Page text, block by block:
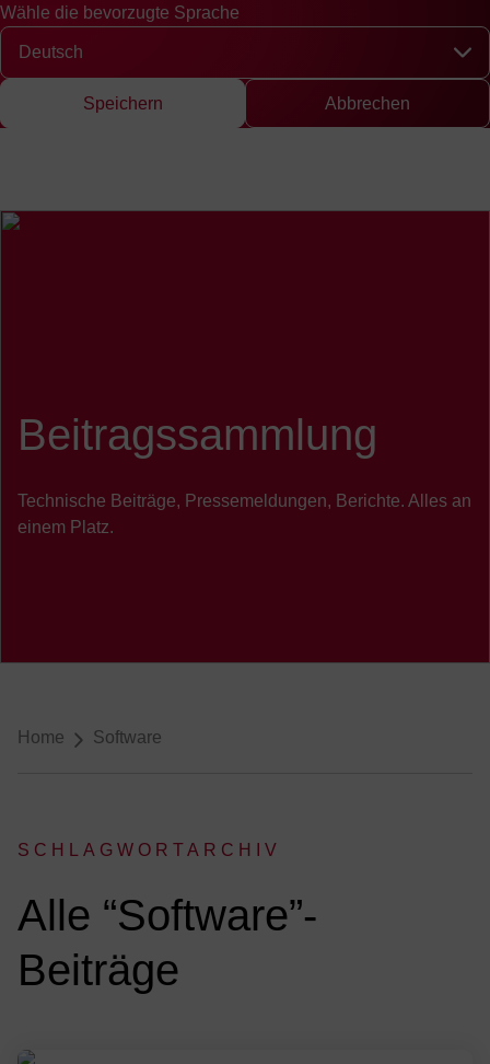
Wähle die bevorzugte Sprache
Wähle die bevorzugte Sprache
Speichern Abbrechen
Schnellzugriff
Suche
English Chinese
Beitragssammlung
Technische Beiträge, Pressemeldungen, Berichte. Alles an
einem Platz.
Breadcrumb-Navigation
Home Software
SCHLAGWORTARCHIV
:
Alle “Software”-
Beiträge